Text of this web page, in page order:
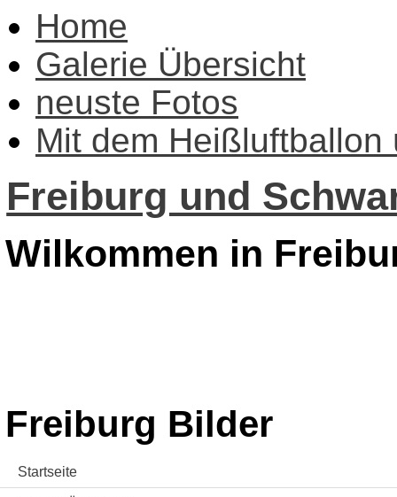
Home
Galerie Übersicht
neuste Fotos
Mit dem Heißluftballon
Freiburg und
Wilkommen in
Freiburg Bilder
Startseite